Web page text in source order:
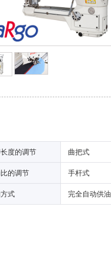
度的调节 曲把式
的调节 手杆式
式 完全自动供油